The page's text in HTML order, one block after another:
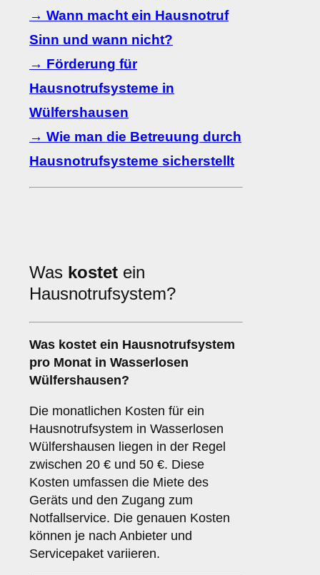
→ Wann macht ein Hausnotruf
Sinn und wann nicht?
→ Förderung für
Hausnotrufsysteme in
Wülfershausen
→ Wie man die Betreuung durch
Hausnotrufsysteme sicherstellt
Was kostet ein
Hausnotrufsystem?
Was kostet ein Hausnotrufsystem
pro Monat in Wasserlosen
Wülfershausen?
Die monatlichen Kosten für ein
Hausnotrufsystem in Wasserlosen
Wülfershausen liegen in der Regel
zwischen 20 € und 50 €. Diese
Kosten umfassen die Miete des
Geräts und den Zugang zum
Notfallservice. Die genauen Kosten
können je nach Anbieter und
Servicepaket variieren.